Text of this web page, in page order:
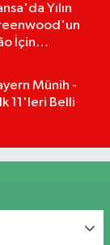
Yılın
İçin
Münih -
11'leri Belli